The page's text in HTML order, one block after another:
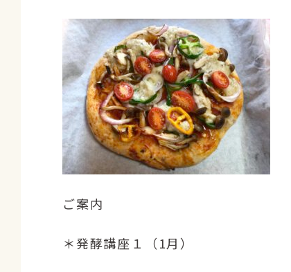
ご案内
＊発酵講座１（1月）